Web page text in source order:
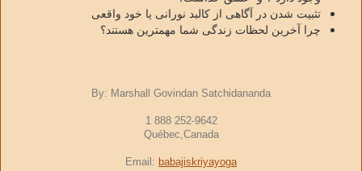
تثبیت شدن در آگاهی از کالبد نورانی یا خود واقعی
چرا آخرین لحظات زندگی شما مهمترین هستند؟
By: Marshall Govindan Satchidananda
1 888 252-9642
Québec,Canada
Email: babajiskriyayoga